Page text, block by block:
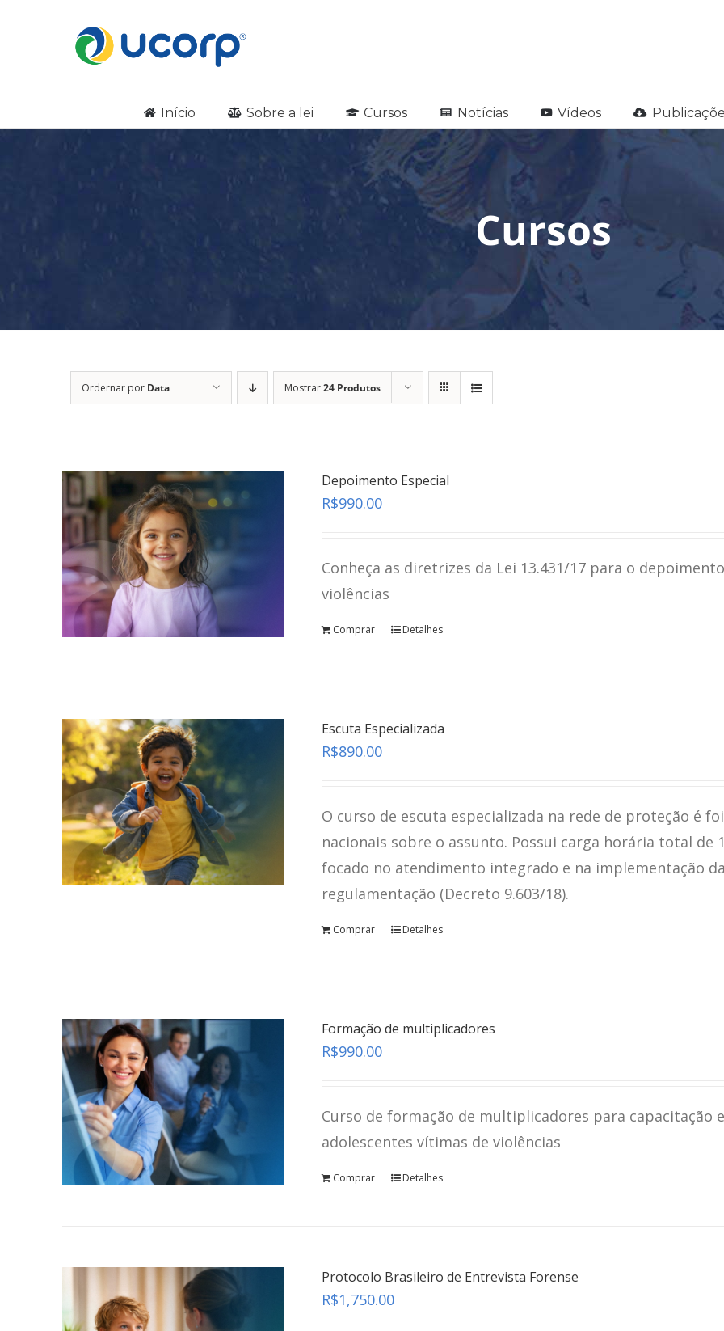
Início Sobre a lei Cursos Notícias Vídeos
Cursos
Ordernar por Data Mostrar24 Produtos
Depoimento Especial
R$990.00
Conheça as diretrizes da Lei 13.431/17 para o
violências
Comprar Detalhes
Escuta Especializada
R$890.00
O curso de escuta especializada na rede de proteção é
nacionais sobre o assunto. Possui carga horária total de
focado no atendimento integrado e na implementação da
regulamentação (Decreto 9.603/18).
Comprar Detalhes
Formação de multiplicadores
R$990.00
Curso de formação de multiplicadores para capacitação
adolescentes vítimas de violências
Comprar Detalhes
Protocolo Brasileiro de Entrevista Forense
R$1,750.00